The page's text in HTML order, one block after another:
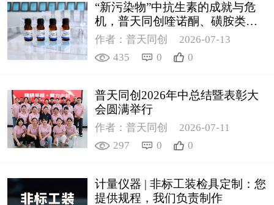
“新污染物”中抗生素的成就与危
机，普天同创喹诺酮、磺胺类质
控新品筑牢环境安全防线
作者：普天同创
2026-07-13
435
0 0
普天同创2026年中总结暨表彰大
会圆满举行
作者：普天同创
2026-07-11
297
0 0
计量仪器 | 非标工装检具定制：您
提供规程，我们负责制作